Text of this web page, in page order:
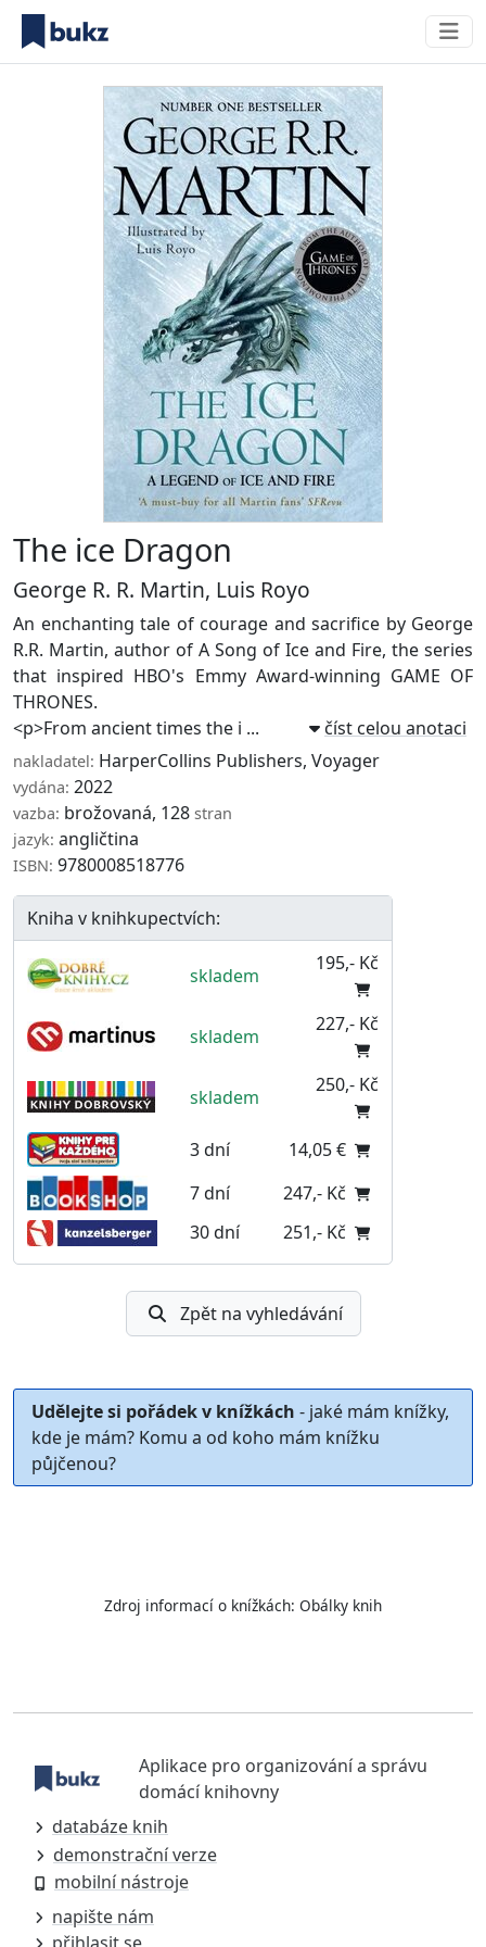
The ice Dragon
George R. R. Martin, Luis Royo
An enchanting tale of courage and sacrifice by George
R.R. Martin, author of A Song of Ice and Fire, the series
that inspired HBO's Emmy Award-winning GAME OF
THRONES.
<p>From ancient times the i ...
číst celou anotaci
nakladatel: HarperCollins Publishers, Voyager
vydána: 2022
vazba: brožovaná, 128 stran
jazyk: angličtina
ISBN: 9780008518776
Kniha v knihkupectvích:
skladem
195,- Kč
skladem
227,- Kč
skladem
250,- Kč
3 dní
14,05 €
7 dní
247,- Kč
30 dní
251,- Kč
Zpět na vyhledávání
Udělejte si pořádek v knížkách - jaké mám knížky,
kde je mám? Komu a od koho mám knížku
půjčenou?
Zdroj informací o knížkách: Obálky knih
Aplikace pro organizování a správu
domácí knihovny
databáze knih
demonstrační verze
mobilní nástroje
napište nám